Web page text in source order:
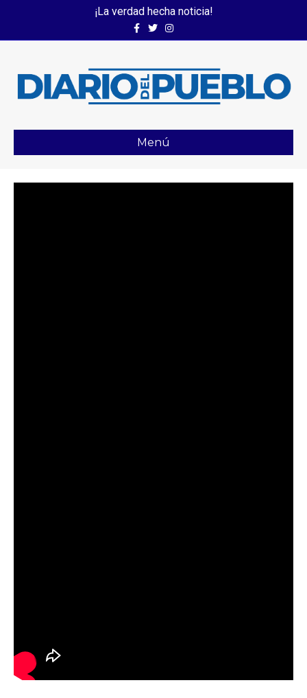
¡La verdad hecha noticia!
FacebookTwitterInstagram
Menú